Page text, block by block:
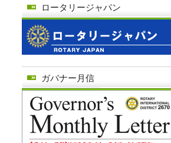
ロータリージャパン
ガバナー月信